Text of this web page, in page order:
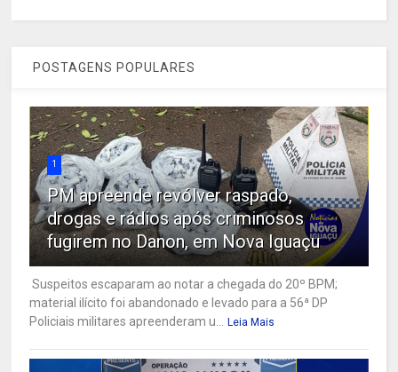
POSTAGENS POPULARES
1
PM apreende revólver raspado,
drogas e rádios após criminosos
fugirem no Danon, em Nova Iguaçu
Suspeitos escaparam ao notar a chegada do 20º BPM;
material ilícito foi abandonado e levado para a 56ª DP
Policiais militares apreenderam u... Leia Mais